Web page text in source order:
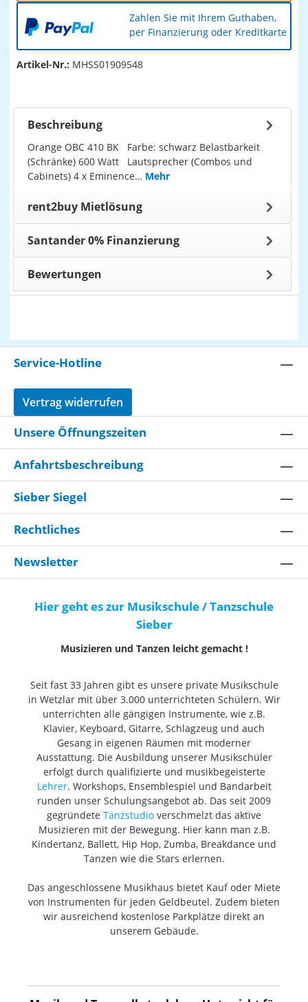
Zahlen Sie mit Ihrem Guthaben,
per Finanzierung oder Kreditkarte
Artikel-Nr.: MHSS01909548
Beschreibung
Orange OBC 410 BK Farbe: schwarz Belastbarkeit
(Schränke) 600 Watt Lautsprecher (Combos und
Cabinets) 4 x Eminence… Mehr
rent2buy Mietlösung
Santander 0% Finanzierung
Bewertungen
Service-Hotline
Vertrag widerrufen
Unsere Öffnungszeiten
Anfahrtsbeschreibung
Sieber Siegel
Rechtliches
Newsletter
Hier geht es zur Musikschule / Tanzschule
Sieber
Musizieren und Tanzen leicht gemacht !
Seit fast 33 Jahren gibt es unsere private Musikschule
in Wetzlar mit über 3.000 unterrichteten Schülern. Wir
unterrichten alle gängigen Instrumente, wie z.B.
Klavier, Keyboard, Gitarre, Schlagzeug und auch
Gesang in eigenen Räumen mit moderner
Ausstattung. Die Ausbildung unserer Musikschüler
erfolgt durch qualifizierte und musikbegeisterte
Lehrer. Workshops, Ensemblespiel und Bandarbeit
runden unser Schulungsangebot ab. Das seit 2009
gegründete Tanzstudio verschmelzt das aktive
Musizieren mit der Bewegung. Hier kann man z.B.
Kindertanz, Ballett, Hip Hop, Zumba, Breakdance und
Tanzen wie die Stars erlernen.
Das angeschlossene Musikhaus bietet Kauf oder Miete
von Instrumenten für jeden Geldbeutel. Zudem bieten
wir ausreichend kostenlose Parkplätze direkt an
unserem Gebäude.